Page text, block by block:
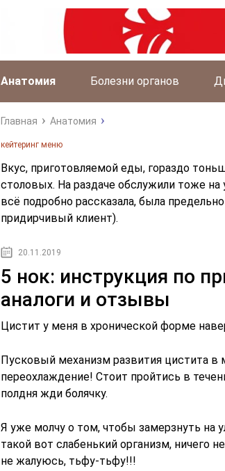
Анатомия Болезни органов
Главная Анатомия
кейтеринг меню
Вкус, приготовляемой еды, гораздо
столовых. На раздаче обслужили тоже
всё подробно рассказала, была
придирчивый клиент).
20.11.2019
5 нок: инструкция по
аналоги и отзывы
Цистит у меня в хронической форме
Пусковый механизм развития цистита в
переохлаждение! Стоит пройтись в
полдня жди болячку.
Я уже молчу о том, чтобы замерзнуть на
такой вот слабенький организм, ничего
не жалуюсь, тьфу-тьфу!!!